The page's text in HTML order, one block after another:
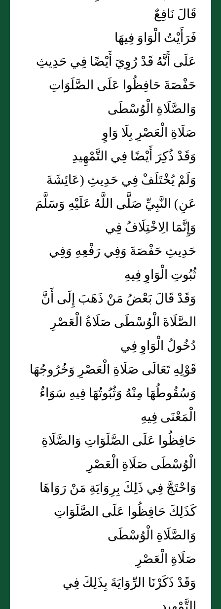
قَالَ نَافِعٌ
فَرَأَيْتُ الْوَاوَ فِيهَا
عَلَى أَنَّهُ قَدْ رُوِيَ أَيْضًا فِي حَدِيثِ
حَفْصَةَ حَافِظُوا عَلَى الصَّلَوَاتِ
وَالصَّلَاةِ الْوُسْطَى
صَلَاةِ الْعَصْرِ بِلَا وَاوٍ
وَقَدْ ذُكِرَ أَيْضًا فِي التَّمْهِيدِ
وَلَمْ يُخْتَلَفْ فِي حَدِيثِ (عَائِشَةَ
عَنِ) النَّبِيِّ صَلَّى اللَّهُ عَلَيْهِ وَسَلَّمَ
وَإِنَّمَا الِاخْتِلَافُ فِي
حَدِيثِ حَفْصَةَ وَفِي رَفْعِهِ وَفِي
ثُبُوتِ الْوَاوِ فِيهِ
وَقَدْ قَالَ بَعْضُ مَنْ ذَهَبَ إِلَى أَنَّ
الصَّلَاةَ الْوُسْطَى صَلَاةُ الْعَصْرِ
دُخُولُ الْوَاوِ فِي
قَوْلِهِ تَعَالَى صَلَاةِ الْعَصْرِ وَخُرُوجُهَا
وَسُقُوطُهَا مِنْهُ وَثُبُوتُهَا فِيهِ سَوَاءٌ
الْمَعْنَى فِيهِ
حَافِظُوا عَلَى الصَّلَوَاتِ وَالصَّلَاةِ
الْوُسْطَى صَلَاةِ الْعَصْرِ
وَاحْتَجَّ فِي ذَلِكَ بِرِوَايَةِ مَنْ رَوَاهَا
كَذَلِكَ حَافِظُوا عَلَى الصَّلَوَاتِ
وَالصَّلَاةِ الْوُسْطَى
صَلَاةِ الْعَصْرِ
وَقَدْ ذَكَرْنَا الرِّوَايَةَ بِذَلِكَ فِي